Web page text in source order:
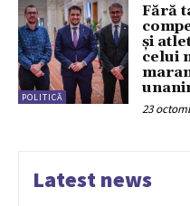
POLITICĂ
Fără
și
celui
23
Latest news